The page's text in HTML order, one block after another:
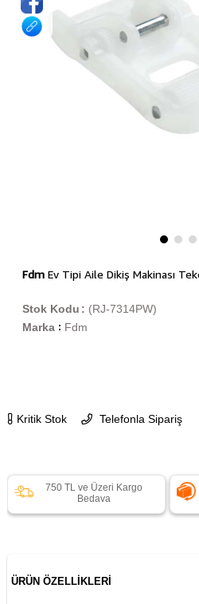
FdmEv Tipi Aile Dikiş Makinası
(RJ-7314PW)
Stok Kodu
Marka : Fdm
Kritik Stok Telefonla Sipariş
750 TL ve Üzeri Kargo
Bedava
ÜRÜN ÖZELLIKLERI